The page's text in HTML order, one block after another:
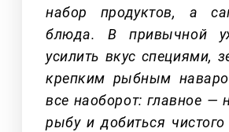
набор продуктов, а
блюда. В привычной
усилить вкус специями,
крепким рыбным
все наоборот: главное —
рыбу и добиться